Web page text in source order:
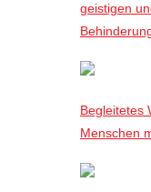
geistigen
Begleitetes
Menschen